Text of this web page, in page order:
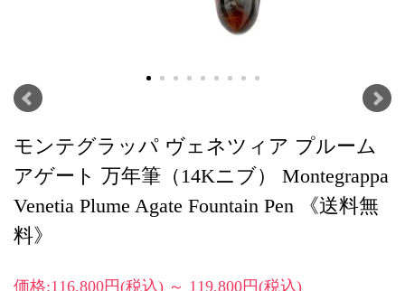
モンテグラッパ ヴェネツィア プルーム
アゲート 万年筆（14Kニブ） Montegrappa
Venetia Plume Agate Fountain Pen 《送料無
料》
価格:116,800円(税込) ～ 119,800円(税込)